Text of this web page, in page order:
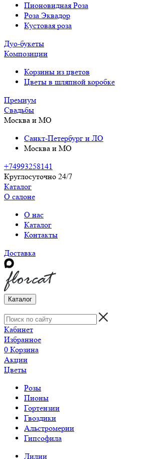
Пионовидная Роза
Роза Эквадор
Кустовая роза
Дуо-букеты
Композиции
Корзины из цветов
Цветы в шляпной коробке
Премиум
Свадьбы
Москва и МО
Санкт-Петербург и ЛО
Москва и МО
+74993258141
Круглосуточно 24/7
Каталог
О салоне
О нас
Каталог
Контакты
Доставка
Каталог
Кабинет
Избранное
0 Корзина
Акции
Цветы
Розы
Пионы
Гортензии
Гвоздики
Альстромерии
Гипсофила
Лилии